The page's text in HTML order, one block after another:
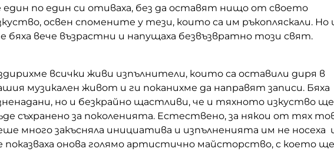
един по един си отиваха, без да оставят нищо от своето
освен спомените у тези, които са им ръкопляскали. Но
бяха вече възрастни и напущаха безвъзвратно този свят.
всички живи изпълнители, които са оставили диря в
музикален живот и ги поканихме да направят записи. Бяха
но и безкрайно щастливи, че и тяхното изкуство ще
съхранено за поколенията. Естествено, за някои от тях
много закъсняла инициатива и изпълненията им не носеха
показваха онова голямо артистично майсторство, с което ще